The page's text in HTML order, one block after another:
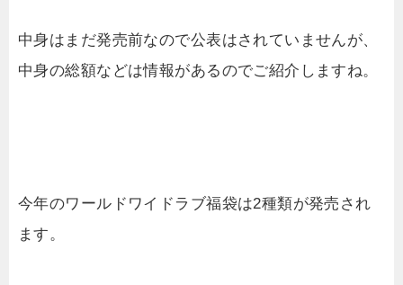
中身はまだ発売前なので公表はされていませんが、
中身の総額などは情報があるのでご紹介しますね。
今年のワールドワイドラブ福袋は2種類が発売され
ます。